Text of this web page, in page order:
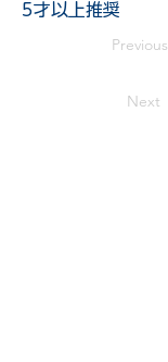
5才以上推奨
Previous
Next